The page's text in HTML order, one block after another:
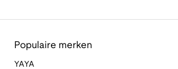
Populaire merken
YAYA